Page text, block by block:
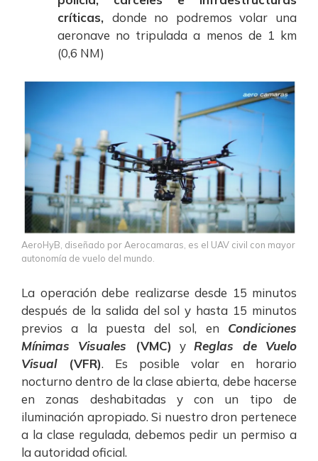
críticas, donde no podremos volar una
aeronave no tripulada a menos de 1 km
(0,6 NM)
AeroHyB, diseñado por Aerocamaras, es el UAV civil con mayor
autonomía de vuelo del mundo.
La operación debe realizarse desde 15 minutos
después de la salida del sol y hasta 15 minutos
previos a la puesta del sol, en Condiciones
Mínimas Visuales (VMC) yReglas de Vuelo
Visual(VFR). Es posible volar en horario
nocturno dentro de la clase abierta, debe hacerse
en zonas deshabitadas y con un tipo de
iluminación apropiado. Si nuestro dron pertenece
a la clase regulada, debemos pedir un permiso a
la autoridad oficial.